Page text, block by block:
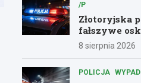
/P
Złotoryjska
fałszywe
8 sierpnia 2026
POLICJA